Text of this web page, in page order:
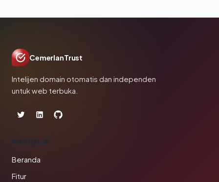
CemerlanTrust
Intelijen domain otomatis dan independen
untuk web terbuka.
PRODUK
Beranda
Fitur